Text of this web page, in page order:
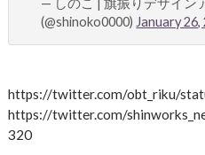
— しのこ | 旗振りデザイン
(@shinoko0000) January 26,
https://twitter.com/obt_riku/
https://twitter.com/
320